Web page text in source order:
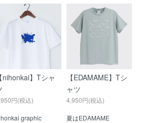
【nihonkai】Tシャ
円(税込)
graphic
【EDAMAME】Tシ
ャツ
4,950円(税込)
夏はEDAMAME